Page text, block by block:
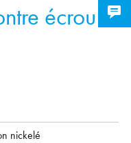
écrou
nickelé